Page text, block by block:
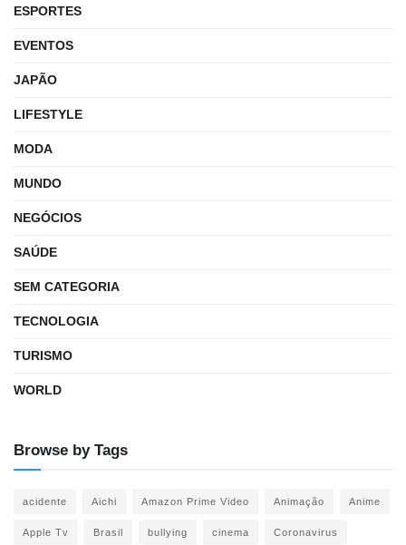
ESPORTES
EVENTOS
JAPÃO
LIFESTYLE
MODA
MUNDO
NEGÓCIOS
SAÚDE
SEM CATEGORIA
TECNOLOGIA
TURISMO
WORLD
Browse by Tags
acidente Aichi Amazon Prime Video Animação Anime
Apple Tv Brasil bullying cinema Coronavirus